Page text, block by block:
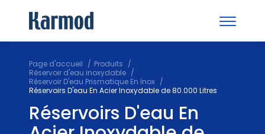
Page d'accueil
Produits
Réservoir d'eau inoxydable
Réservoir D'eau Prismatique En İnox
Réservoirs D'eau En Acier Inoxydable de 80.000 Litres
Réservoirs D'eau En